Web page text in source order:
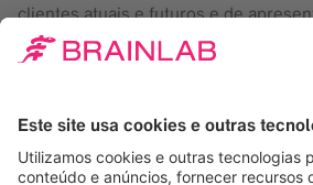
clientes atuais e futuros e de
obtendo opiniões valiosas sobre
desenvolvimento. Estamos ansiosos